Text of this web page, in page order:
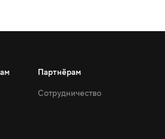
Партнёрам
Сотрудничество